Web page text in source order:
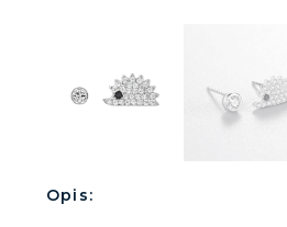
Opis: